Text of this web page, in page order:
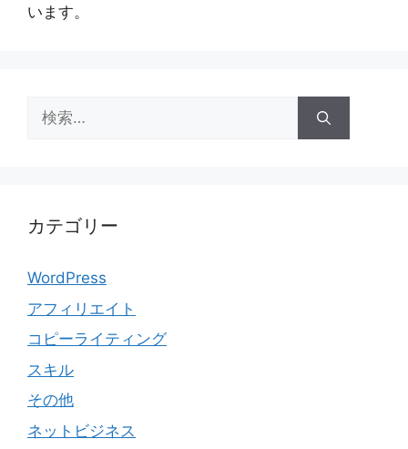
います。
索:
カテゴリー
WordPress
アフィリエイト
コピーライティング
スキル
その他
ネットビジネス